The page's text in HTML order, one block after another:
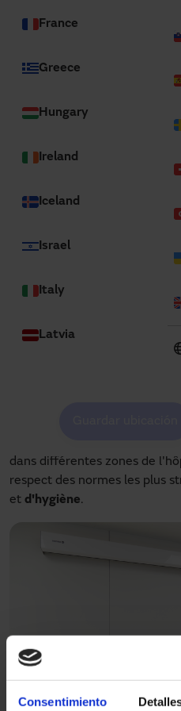
Consentimiento
France
Greece
Hungary
Ireland
Iceland
Israel
Italy
Latvia
Fondé en 1928, le
Premier
est le plus
dans la province du Henan, la
gigantesque centre médical
référence nationale et
Outre sa vaste
connu pour son intense
médicaux, mais aussi un
L'une des innovations
cet hôpital a été l'installation
de
.
dans différentes zones de
respect des normes les plus
et d'hygiène.